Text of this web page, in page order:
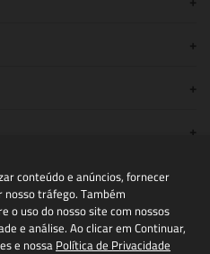
conteúdo e anúncios, fornecer
tráfego. Também
o uso do nosso site com nossos
e análise. Ao clicar em Continuar,
e nossaPolítica de Privacidade
+
BY: